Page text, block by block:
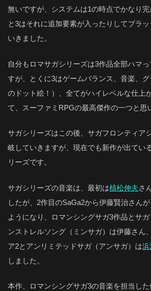
無いですが、システムは1の時点でかなり
と3はそれに追加要素が入ったりしてブラ
いきました。
自分もロマサガシリーズは3作品全部ハマ
すが、とくに3はゲームバランス、音楽、
のドット絵！）、全てがハイレベルな仕上
て、スーファミRPGの最高傑作の一つと思
サガシリーズはこの後、サガフロンティア
岐していきますが、現在でも新作が出てい
リーズです。
サガシリーズの音楽は、最初は植松伸夫さ
したが、2作目のSaGa2から伊藤賢治さん
ようになり、ロマンシングサガ3作品とサガ
ンストレルソング（ミンサガ）は伊藤さん
ア2とアンリミテッドサガ（アンサガ）は浜
しました。
本作、ロマンシングサガ3の音楽を担当し